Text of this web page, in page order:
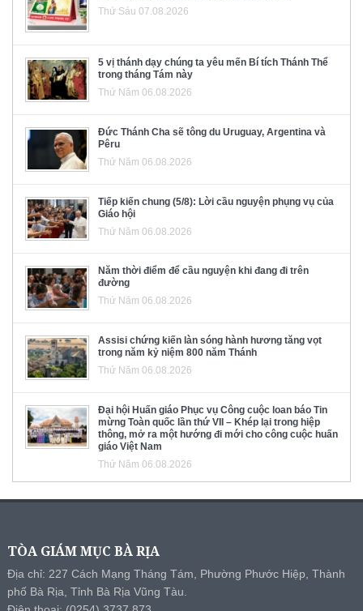
Thứ Sáu 07.08.2026
5 vị thánh dạy chúng ta yêu mến Bí tích Thánh Thể
trong tháng Tám này
Thứ Năm 06.08.2026
Đức Thánh Cha sẽ tông du Uruguay, Argentina và
Pêru
Thứ Năm 06.08.2026
Tiếp kiến chung (5/8): Lời cầu nguyện phụng vụ của
Giáo hội
Thứ Năm 06.08.2026
Năm thời điểm để cầu nguyện khi đang đi trên
đường
Thứ Năm 06.08.2026
Assisi chứng kiến làn sóng hành hương tăng vọt
trong năm kỷ niệm 800 năm Thánh
Thứ Năm 06.08.2026
Đại hội Huấn giáo Phục vụ Công cuộc loan báo Tin
mừng Toàn quốc lần thứ VII – Khép lại trong hiệp
thông, mở ra một hướng đi mới cho công cuộc huấn
giáo Việt Nam
Thứ Năm 06.08.2026
TÒA GIÁM MỤC BÀ RỊA
Địa chỉ: 227 Cách Mạng Tháng Tám, Phường Phước Hiệp, Thành
phố Bà Rịa, Tỉnh Bà Rịa Vũng Tàu.